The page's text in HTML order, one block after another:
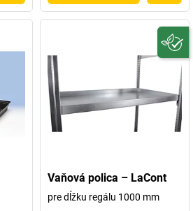
Vaňová polica – LaCont
pre dĺžku regálu 1000 mm